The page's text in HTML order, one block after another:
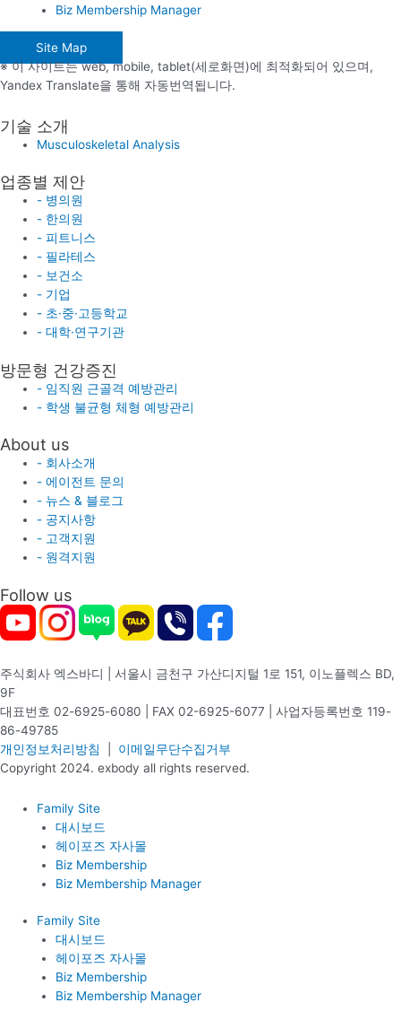
Biz Membership Manager
Site Map
※ 이 사이트는 web, mobile, tablet(세로화면)에 최적화되어 있으며,
Yandex Translate을 통해 자동번역됩니다.
기술 소개
Musculoskeletal Analysis
업종별 제안
- 병의원
- 한의원
- 피트니스
- 필라테스
- 보건소
- 기업
- 초·중·고등학교
- 대학·연구기관
방문형 건강증진
- 임직원 근골격 예방관리
- 학생 불균형 체형 예방관리
About us
- 회사소개
- 에이전트 문의
- 뉴스 & 블로그
- 공지사항
- 고객지원
- 원격지원
Follow us
주식회사 엑스바디 | 서울시 금천구 가산디지털 1로 151, 이노플렉스 BD,
9F
대표번호 02-6925-6080 | FAX 02-6925-6077 | 사업자등록번호 119-
86-49785
개인정보처리방침
이메일무단수집거부
Copyright 2024. exbody all rights reserved.
Family Site
대시보드
헤이포즈 자사몰
Biz Membership
Biz Membership Manager
Family Site
대시보드
헤이포즈 자사몰
Biz Membership
Biz Membership Manager